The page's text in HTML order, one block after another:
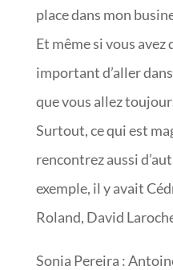
place dans mon
Et même si vous avez
important d’aller
que vous allez
Surtout, ce qui est
rencontrez aussi
exemple, il y avait
Roland, David
Sonia Pereira :